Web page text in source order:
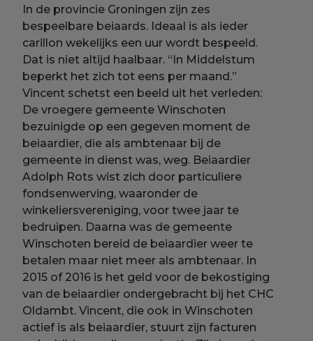
In de provincie Groningen zijn zes
bespeelbare beiaards. Ideaal is als ieder
carillon wekelijks een uur wordt bespeeld.
Dat is niet altijd haalbaar. “In Middelstum
beperkt het zich tot eens per maand.”
Vincent schetst een beeld uit het verleden:
De vroegere gemeente Winschoten
bezuinigde op een gegeven moment de
beiaardier, die als ambtenaar bij de
gemeente in dienst was, weg. Beiaardier
Adolph Rots wist zich door particuliere
fondsenwerving, waaronder de
winkeliersvereniging, voor twee jaar te
bedruipen. Daarna was de gemeente
Winschoten bereid de beiaardier weer te
betalen maar niet meer als ambtenaar. In
2015 of 2016 is het geld voor de bekostiging
van de beiaardier ondergebracht bij het CHC
Oldambt. Vincent, die ook in Winschoten
actief is als beiaardier, stuurt zijn facturen